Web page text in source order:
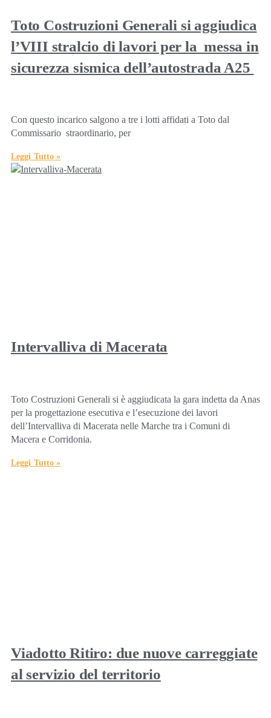
Toto Costruzioni Generali si aggiudica
l’VIII stralcio di lavori per la messa in
sicurezza sismica dell’autostrada A25
Con questo incarico salgono a tre i lotti affidati a Toto dal
Commissario straordinario, per
Leggi Tutto »
Intervalliva di Macerata
Toto Costruzioni Generali si è aggiudicata la gara indetta da Anas
per la progettazione esecutiva e l’esecuzione dei lavori
dell’Intervalliva di Macerata nelle Marche tra i Comuni di
Macera e Corridonia.
Leggi Tutto »
Viadotto Ritiro: due nuove carreggiate
al servizio del territorio